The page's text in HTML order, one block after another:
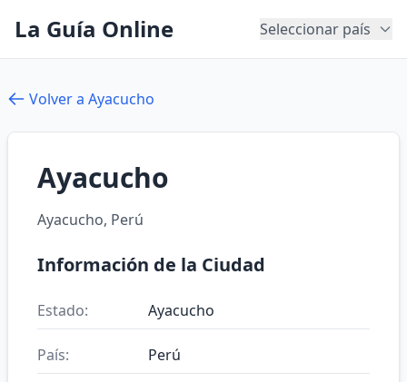
La Guía Online Seleccionar país
Volver a Ayacucho
Ayacucho
Ayacucho, Perú
Información de la Ciudad
Estado: Ayacucho
País: Perú